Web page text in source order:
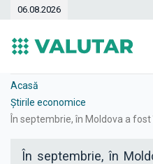
06.08.2026
Acasă
Știrile economice
​În septembrie, în Moldova a
​În septembrie, în